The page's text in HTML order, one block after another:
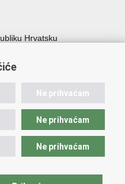
Hrvatsku
Ne prihvaćam
Ne prihvaćam
Ne prihvaćam